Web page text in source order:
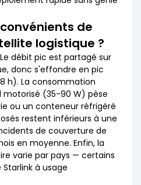
de
logistique ?
débit pic est partagé sur
donc s'effondre en pic
h). La consommation
(35-90 W) pèse
ou un conteneur réfrigéré
restent inférieurs à une
de couverture de
en moyenne. Enfin, la
varie par pays — certains
à usage